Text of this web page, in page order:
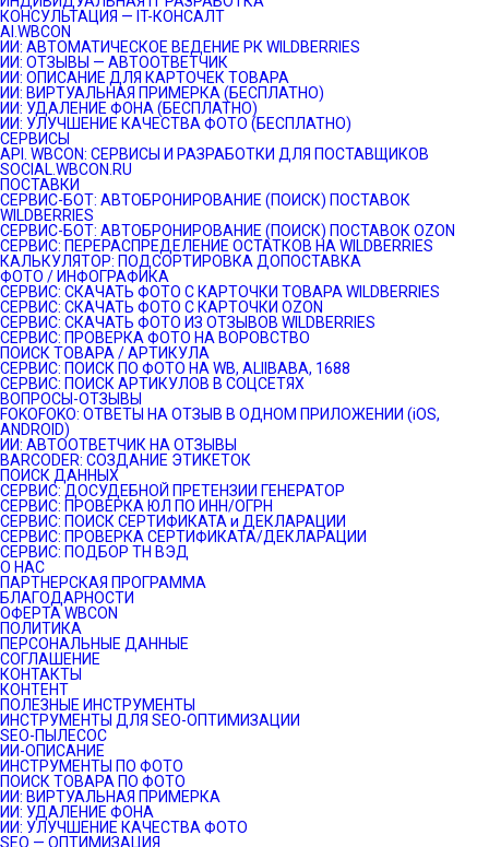
КОНСУЛЬТАЦИЯ — IT-КОНСАЛТ
AI.WBCON
ИИ: АВТОМАТИЧЕСКОЕ ВЕДЕНИЕ РК WILDBERRIES
ИИ: ОТЗЫВЫ — АВТООТВЕТЧИК
ИИ: ОПИСАНИЕ ДЛЯ КАРТОЧЕК ТОВАРА
ИИ: ВИРТУАЛЬНАЯ ПРИМЕРКА (БЕСПЛАТНО)
ИИ: УДАЛЕНИЕ ФОНА (БЕСПЛАТНО)
ИИ: УЛУЧШЕНИЕ КАЧЕСТВА ФОТО (БЕСПЛАТНО)
СЕРВИСЫ
API. WBCON: СЕРВИСЫ И РАЗРАБОТКИ ДЛЯ ПОСТАВЩИКОВ
SOCIAL.WBCON.RU
ПОСТАВКИ
CЕРВИС-БОТ: АВТОБРОНИРОВАНИЕ (ПОИСК) ПОСТАВОК
WILDBERRIES
СЕРВИС-БОТ: АВТОБРОНИРОВАНИЕ (ПОИСК) ПОСТАВОК OZON
СЕРВИС: ПЕРЕРАСПРЕДЕЛЕНИЕ ОСТАТКОВ НА WILDBERRIES
КАЛЬКУЛЯТОР: ПОДСОРТИРОВКА ДОПОСТАВКА
ФОТО / ИНФОГРАФИКА
СЕРВИС: СКАЧАТЬ ФОТО С КАРТОЧКИ ТОВАРА WILDBERRIES
СЕРВИС: СКАЧАТЬ ФОТО С КАРТОЧКИ OZON
СЕРВИС: СКАЧАТЬ ФОТО ИЗ ОТЗЫВОВ WILDBERRIES
СЕРВИС: ПРОВЕРКА ФОТО НА ВОРОВСТВО
ПОИСК ТОВАРА / АРТИКУЛА
СЕРВИС: ПОИСК ПО ФОТО НА WB, ALIIBABA, 1688
СЕРВИС: ПОИСК АРТИКУЛОВ В СОЦСЕТЯХ
ВОПРОСЫ-ОТЗЫВЫ
FOKOFOKO: ОТВЕТЫ НА ОТЗЫВ В ОДНОМ ПРИЛОЖЕНИИ (iOS,
ANDROID)
ИИ: АВТООТВЕТЧИК НА ОТЗЫВЫ
BARCODER: СОЗДАНИЕ ЭТИКЕТОК
ПОИСК ДАННЫХ
СЕРВИС: ДОСУДЕБНОЙ ПРЕТЕНЗИИ ГЕНЕРАТОР
СЕРВИС: ПРОВЕРКА ЮЛ ПО ИНН/ОГРН
СЕРВИС: ПОИСК СЕРТИФИКАТА и ДЕКЛАРАЦИИ
СЕРВИС: ПРОВЕРКА СЕРТИФИКАТА/ДЕКЛАРАЦИИ
СЕРВИС: ПОДБОР ТН ВЭД
О НАС
ПАРТНЕРСКАЯ ПРОГРАММА
БЛАГОДАРНОСТИ
ОФЕРТА WBCON
ПОЛИТИКА
ПЕРСОНАЛЬНЫЕ ДАННЫЕ
СОГЛАШЕНИЕ
КОНТАКТЫ
КОНТЕНТ
ПОЛЕЗНЫЕ ИНСТРУМЕНТЫ
ИНСТРУМЕНТЫ ДЛЯ SEO-ОПТИМИЗАЦИИ
SEO-ПЫЛЕСОС
ИИ-ОПИСАНИЕ
ИНСТРУМЕНТЫ ПО ФОТО
ПОИСК ТОВАРА ПО ФОТО
ИИ: ВИРТУАЛЬНАЯ ПРИМЕРКА
ИИ: УДАЛЕНИЕ ФОНА
ИИ: УЛУЧШЕНИЕ КАЧЕСТВА ФОТО
SEO — ОПТИМИЗАЦИЯ